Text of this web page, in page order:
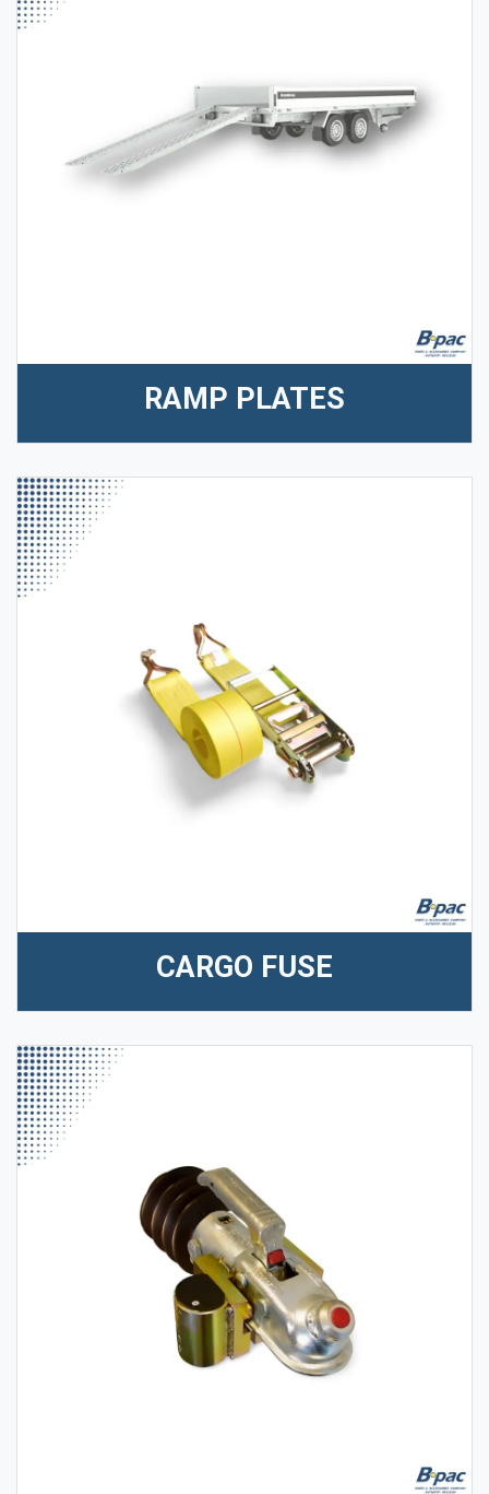
RAMP PLATES
CARGO FUSE